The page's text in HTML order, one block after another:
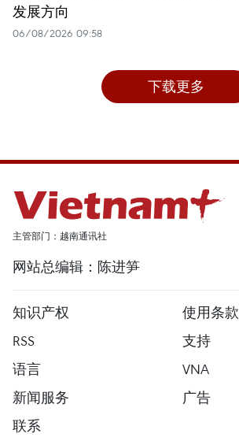
发展方向
06/08/2026 09:58
下载更多
主管部门：越南通讯社
网站总编辑：陈进笋
知识产权
使用条款
RSS
支持
语言
VNA
新闻服务
广告
联系